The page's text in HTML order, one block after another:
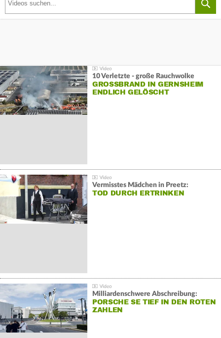
10 Verletzte - große Rauchwolke
GROSSBRAND IN GERNSHEIM E
NDLICH GELÖSCHT
Vermisstes Mädchen in Preetz:
TOD DURCH ERTRINKEN
Milliardenschwere Abschreibung:
PORSCHE SE TIEF IN DEN ROTEN
ZAHLEN